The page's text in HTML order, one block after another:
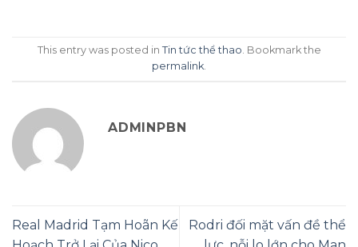
This entry was posted in Tin tức thể thao. Bookmark the
permalink.
ADMINPBN
Real Madrid Tạm Hoãn Kế
Rodri đối mặt vấn đề thể